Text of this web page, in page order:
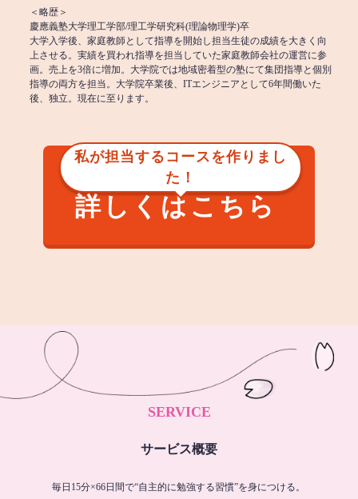
＜略歴＞
慶應義塾大学理工学部/理工学研究科(理論物理学)卒
大学入学後、家庭教師として指導を開始し担当生徒の成績を大きく向
上させる。実績を買われ指導を担当していた家庭教師会社の運営に参
画。売上を3倍に増加。大学院では地域密着型の塾にて集団指導と個別
指導の両方を担当。大学院卒業後、ITエンジニアとして6年間働いた
後、独立。現在に至ります。
私が担当するコースを作りまし
た！
詳しくはこちら
SERVICE
サービス概要
毎日15分×66日間で“自主的に勉強する習慣”を身につける。